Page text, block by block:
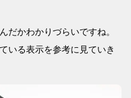
かわかりづらいですね。
いる表示を参考に見ていき